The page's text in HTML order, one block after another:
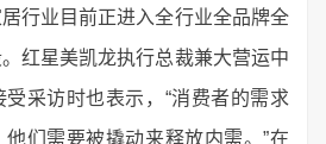
行业目前正进入全行业全品牌全
红星美凯龙执行总裁兼大营运中
采访时也表示，“消费者的需求
们需要被撬动来释放内需。”在